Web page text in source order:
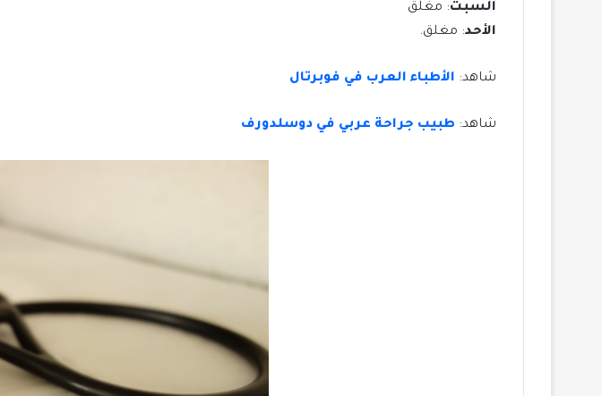
السبت: مغلق
الأحد: مغلق.
شاهد: الأطباء العرب في فوبرتال
شاهد: طبيب جراحة عربي في دوسلدورف